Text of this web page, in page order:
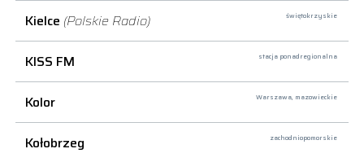
Kielce (Polskie Radio) świętokrzyskie
KISS FM stacja ponadregionalna
Kolor Warszawa, mazowieckie
Kołobrzeg zachodniopomorskie